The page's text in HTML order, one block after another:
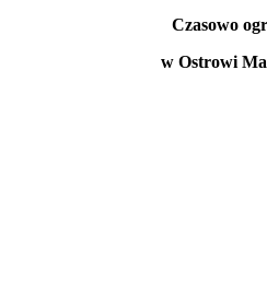
Czasowo
w Ostrowi